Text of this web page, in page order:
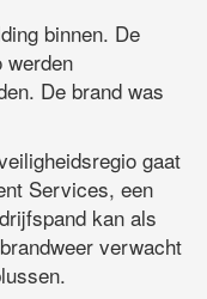
binnen. De
werden
De brand was
gaat
Services, een
kan als
verwacht